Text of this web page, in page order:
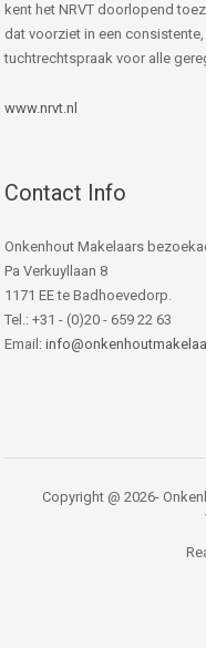
kent het NRVT doorlopend
dat voorziet in een
tuchtrechtspraak voor alle
www.nrvt.nl
Contact Info
Onkenhout Makelaars
Pa Verkuyllaan 8
1171 EE te Badhoevedorp.
Tel.: +31 - (0)20 - 659 22 63
Email:
Copyright @ 2026-